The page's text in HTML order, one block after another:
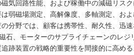
気回路性能、および稼働中の減磁リス
弱磁場測定、高解像度、多軸測定、お
分野では、顧客は携帯性、耐久性、迅
石、モーターのサプライチェーンのレジ
跡装置の戦略的重要性を間接的に高め